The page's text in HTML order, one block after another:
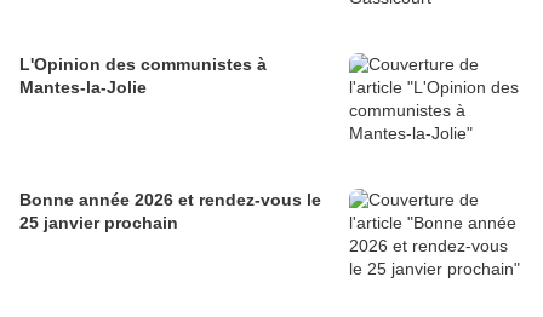
L'Opinion des communistes à
Mantes-la-Jolie
Bonne année 2026 et rendez-vous le
25 janvier prochain